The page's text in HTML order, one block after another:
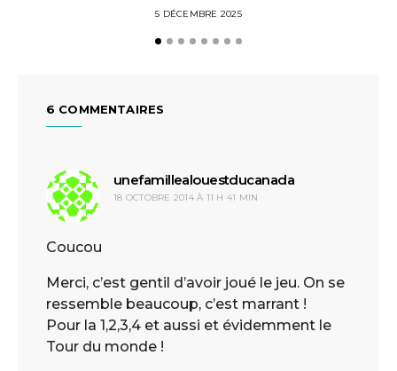
5 DÉCEMBRE 2025
6 COMMENTAIRES
unefamillealouestducanadadit :
18 OCTOBRE 2014 À 11 H 41 MIN
Coucou
Merci, c’est gentil d’avoir joué le jeu. On se
ressemble beaucoup, c’est marrant !
Pour la 1,2,3,4 et aussi et évidemment le
Tour du monde !